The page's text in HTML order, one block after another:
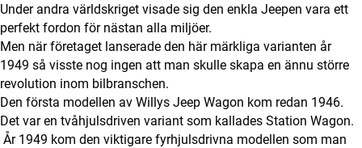
Det här är vi
Arbeta för oss
Under andra världskriget visade sig den enkla Jeepen vara ett
perfekt fordon för nästan alla miljöer.
Men när företaget lanserade den här märkliga varianten år
1949 så visste nog ingen att man skulle skapa en ännu större
revolution inom bilbranschen.
Den första modellen av Willys Jeep Wagon kom redan 1946.
Det var en tvåhjulsdriven variant som kallades Station Wagon.
År 1949 kom den viktigare fyrhjulsdrivna modellen som man